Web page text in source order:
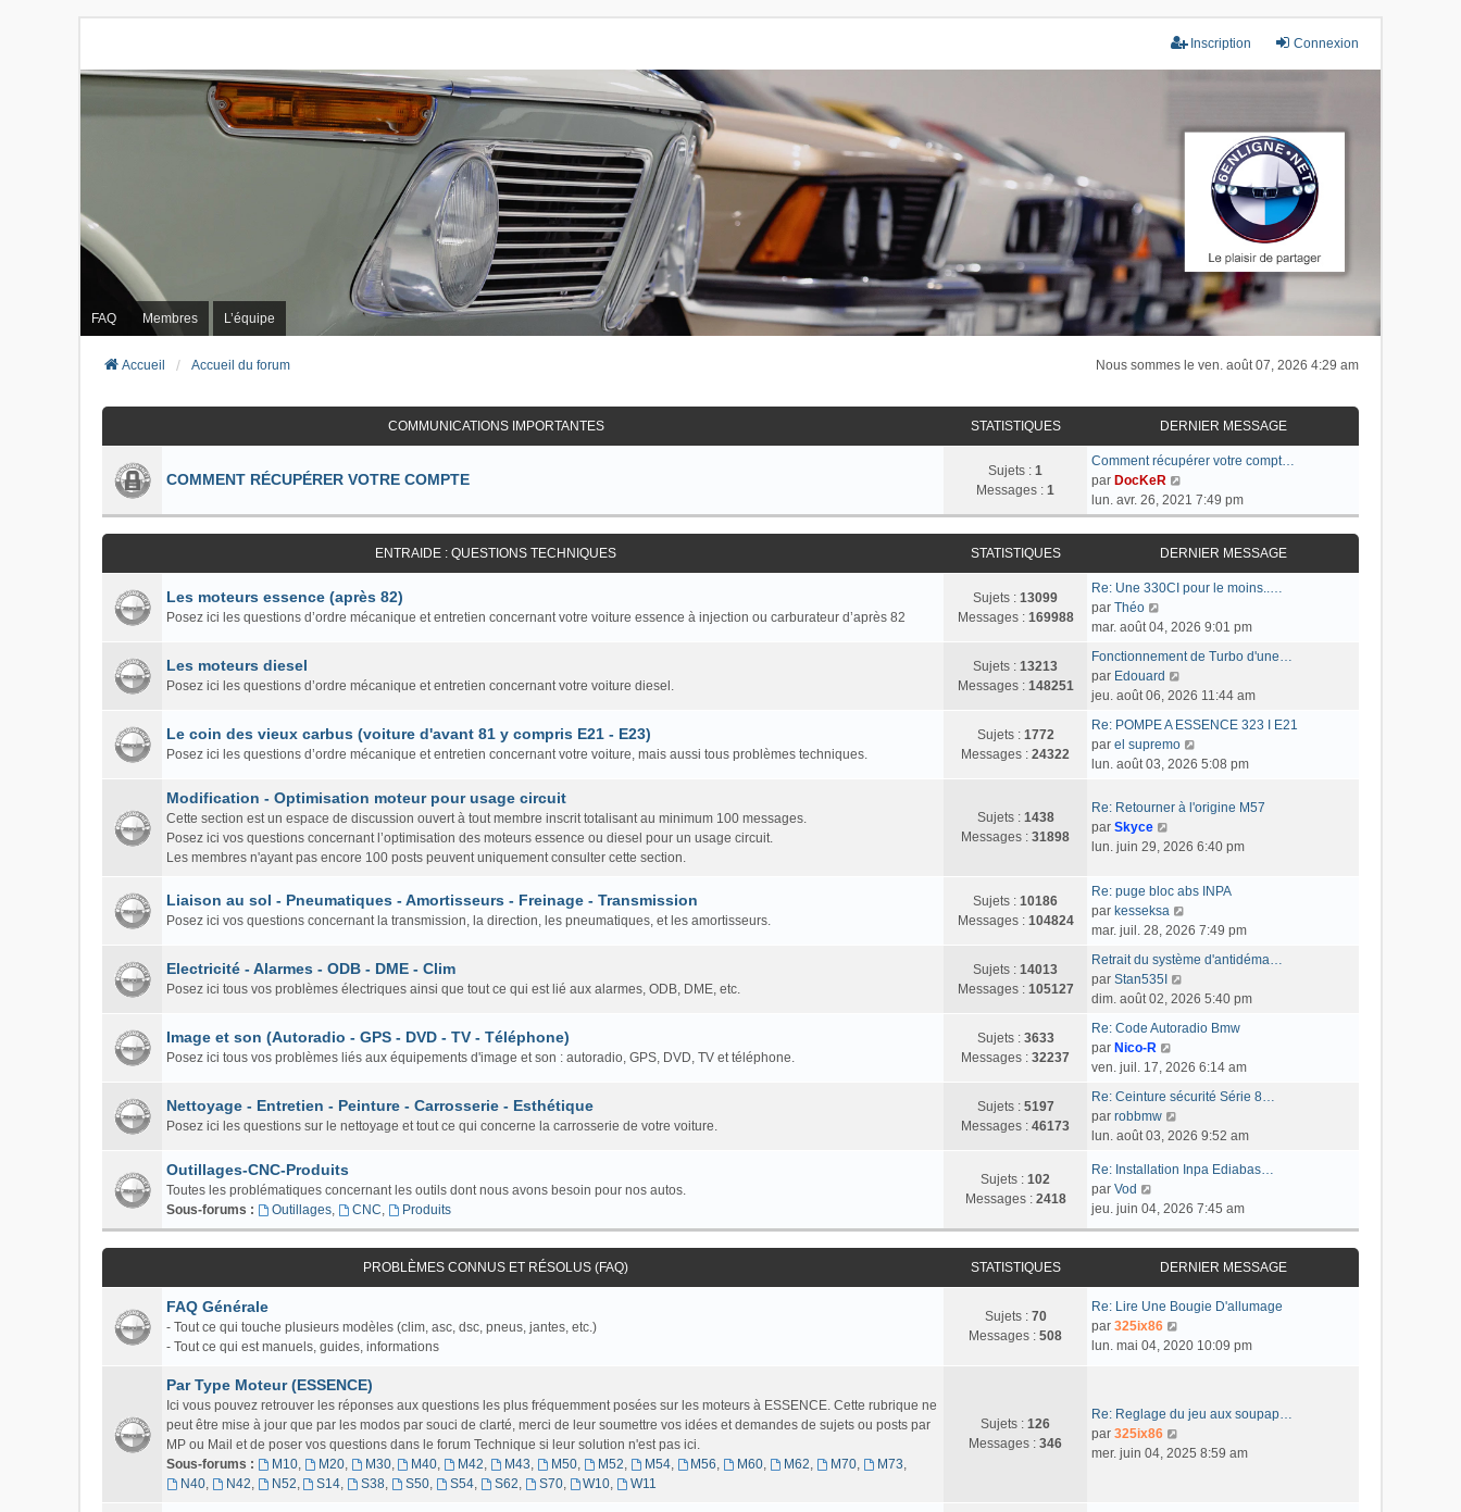
Connexion
Inscription
FAQ Membres L’équipe
Nous sommes le ven. août 07, 2026 4:29 am
Accueil Accueil du forum
COMMUNICATIONS IMPORTANTES STATISTIQUES DERNIER MESSAGE
COMMENT RÉCUPÉRER VOTRE COMPTE Sujets : 1
Messages : 1
Comment récupérer votre compt…
par DocKeR
o
n
s
u
l
t
r
l
d
r
n
i
r
e
s
a
g
lun. avr. 26, 2021 7:49 pm
ENTRAIDE : QUESTIONS TECHNIQUES STATISTIQUES DERNIER MESSAGE
Les moteurs essence (après 82)
Posez ici les questions d’ordre mécanique et entretien concernant votre voiture essence à injection ou carburateur d’après 82
Sujets : 13099
Messages : 169988
Re: Une 330CI pour le moins..…
par Théo
o
s
u
l
t
e
e
d
e
i
e
r
m
e
s
a
g
e
mar. août 04, 2026 9:01 pm
Les moteurs diesel
Posez ici les questions d’ordre mécanique et entretien concernant votre voiture diesel.
Sujets : 13213
Messages : 148251
Fonctionnement de Turbo d'une…
par Edouard
o
s
u
l
e
l
d
e
r
i
e
r
m
s
a
e
jeu. août 06, 2026 11:44 am
Le coin des vieux carbus (voiture d'avant 81 y compris E21 - E23)
Posez ici les questions d’ordre mécanique et entretien concernant votre voiture, mais aussi tous problèmes techniques.
Sujets : 1772
Messages : 24322
Re: POMPE A ESSENCE 323 I E21
par el supremo
o
s
l
r
e
d
r
i
r
m
s
a
e
lun. août 03, 2026 5:08 pm
Modification - Optimisation moteur pour usage circuit
Cette section est un espace de discussion ouvert à tout membre inscrit totalisant au minimum 100 messages.
Posez ici vos questions concernant l’optimisation des moteurs essence ou diesel pour un usage circuit.
Les membres n'ayant pas encore 100 posts peuvent uniquement consulter cette section.
Sujets : 1438
Messages : 31898
Re: Retourner à l'origine M57
par Skyce
o
s
u
l
e
r
l
e
d
e
n
i
e
m
s
g
lun. juin 29, 2026 6:40 pm
Liaison au sol - Pneumatiques - Amortisseurs - Freinage - Transmission
Posez ici vos questions concernant la transmission, la direction, les pneumatiques, et les amortisseurs.
Sujets : 10186
Messages : 104824
Re: puge bloc abs INPA
par kesseksa
o
s
l
t
r
e
e
r
i
m
s
a
mar. juil. 28, 2026 7:49 pm
Electricité - Alarmes - ODB - DME - Clim
Posez ici tous vos problèmes électriques ainsi que tout ce qui est lié aux alarmes, ODB, DME, etc.
Sujets : 14013
Messages : 105127
Retrait du système d'antidéma…
par Stan535I
o
s
l
t
r
e
e
r
n
i
e
r
e
a
e
dim. août 02, 2026 5:40 pm
Image et son (Autoradio - GPS - DVD - TV - Téléphone)
Posez ici tous vos problèmes liés aux équipements d'image et son : autoradio, GPS, DVD, TV et téléphone.
Sujets : 3633
Messages : 32237
Re: Code Autoradio Bmw
par Nico-R
o
s
u
l
t
r
d
r
n
i
e
s
s
ven. juil. 17, 2026 6:14 am
Nettoyage - Entretien - Peinture - Carrosserie - Esthétique
Posez ici les questions sur le nettoyage et tout ce qui concerne la carrosserie de votre voiture.
Sujets : 5197
Messages : 46173
Re: Ceinture sécurité Série 8…
par robbmw
o
s
l
t
e
r
l
e
e
i
r
lun. août 03, 2026 9:52 am
Outillages-CNC-Produits
Toutes les problématiques concernant les outils dont nous avons besoin pour nos autos.
Sous-forums :
Outillages, CNC, Produits
Sujets : 102
Messages : 2418
Re: Installation Inpa Ediabas…
par Vod
o
n
s
l
t
e
r
e
r
n
jeu. juin 04, 2026 7:45 am
PROBLÈMES CONNUS ET RÉSOLUS (FAQ) STATISTIQUES DERNIER MESSAGE
FAQ Générale
- Tout ce qui touche plusieurs modèles (clim, asc, dsc, pneus, jantes, etc.)
- Tout ce qui est manuels, guides, informations
Sujets : 70
Messages : 508
Re: Lire Une Bougie D'allumage
par 325ix86
o
l
e
lun. mai 04, 2020 10:09 pm
Par Type Moteur (ESSENCE)
Ici vous pouvez retrouver les réponses aux questions les plus fréquemment posées sur les moteurs à ESSENCE. Cette rubrique ne
peut être mise à jour que par les modos par souci de clarté, merci de leur soumettre vos idées et demandes de sujets ou posts par
MP ou Mail et de poser vos questions dans le forum Technique si leur solution n'est pas ici.
Sous-forums :
M10, M20, M30, M40, M42, M43, M50, M52, M54, M56, M60, M62, M70, M73,
N40, N42, N52, S14, S38, S50, S54, S62, S70, W10, W11
Sujets : 126
Messages : 346
Re: Reglage du jeu aux soupap…
par 325ix86
o
mer. juin 04, 2025 8:59 am